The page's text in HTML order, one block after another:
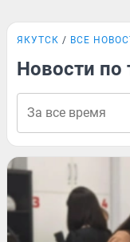
ЯКУТСК ВСЕ
Новости по